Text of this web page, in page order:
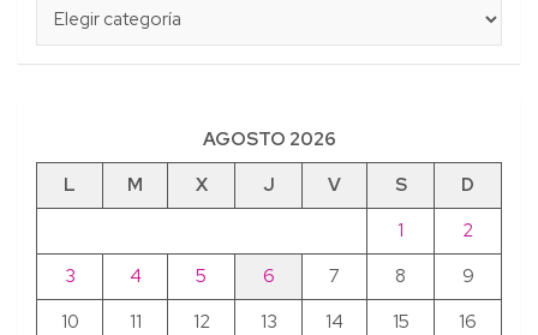
AGOSTO 2026
L
M X J V S
D
1
2
3
4 5 6 7 8
9
10
11 12 13 14 15
16